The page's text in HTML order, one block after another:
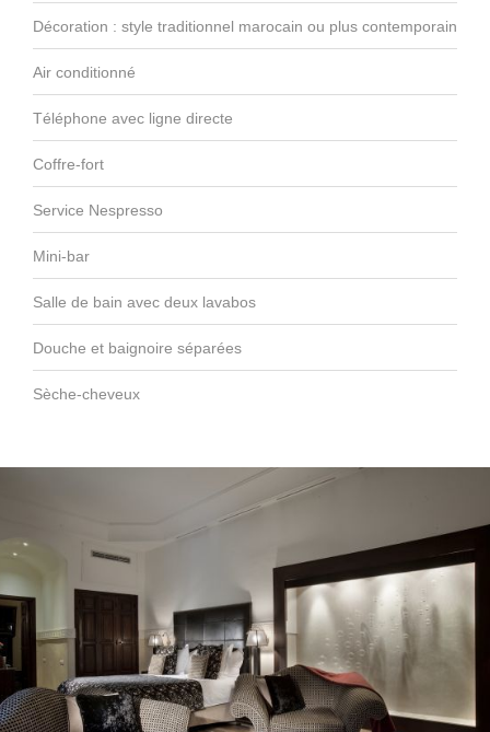
Décoration : style traditionnel marocain ou plus contemporain
Air conditionné
Téléphone avec ligne directe
Coffre-fort
Service Nespresso
Mini-bar
Salle de bain avec deux lavabos
Douche et baignoire séparées
Sèche-cheveux